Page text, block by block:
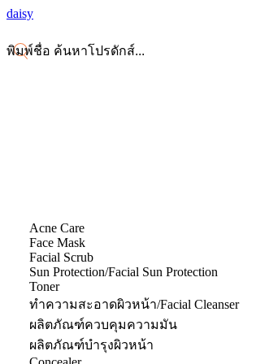
daisy
Acne Care
Face Mask
Facial Scrub
Sun Protection/Facial Sun Protection
Toner
ทำความสะอาดผิวหน้า/Facial Cleanser
ผลิตภัณฑ์ควบคุมความมัน
ผลิตภัณฑ์บำรุงผิวหน้า